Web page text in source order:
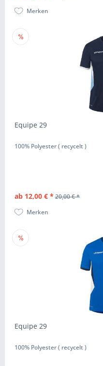
Merken
Equipe 29
100% Polyester ( recycelt )
ab 12,00 € * 20,00 € *
Merken
Equipe 29
100% Polyester ( recycelt )